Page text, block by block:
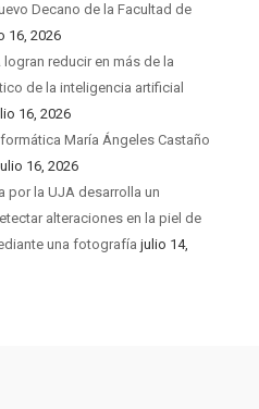
Decano de la Facultad de
16, 2026
reducir en más de la
de la inteligencia artificial
16, 2026
María Ángeles Castaño
16, 2026
por la UJA desarrolla un
alteraciones en la piel de
una fotografía julio 14,